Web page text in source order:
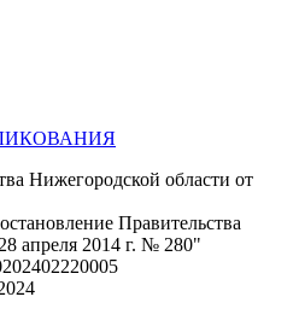
Нижегородской области от
Правительства
апреля 2014 г. № 280"